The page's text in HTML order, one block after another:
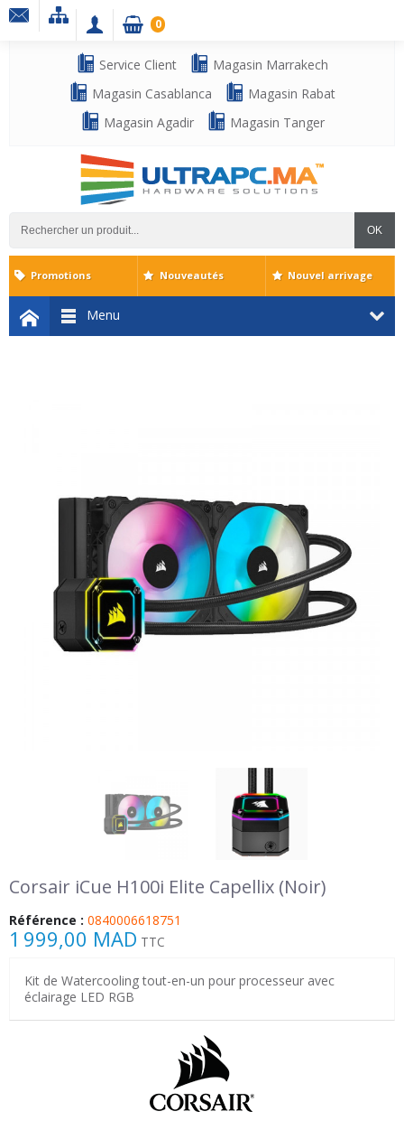
Service Client
Magasin Marrakech
Magasin Casablanca
Magasin Rabat
Magasin Agadir
Magasin Tanger
OK
0
Menu
Promotions Nouveautés Nouvel arrivage
Corsair iCue H100i Elite Capellix (Noir)
Référence : 0840006618751
1 999,00 MAD TTC
Kit de Watercooling tout-en-un pour processeur avec
éclairage LED RGB